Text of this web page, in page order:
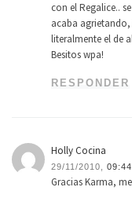
con el Regalice..
acaba
literalmente el de
Besitos wpa!
RESPONDER
Holly Cocina
29/11/2010, 09:44
Gracias Karma,